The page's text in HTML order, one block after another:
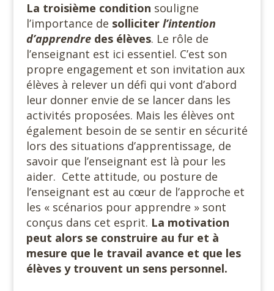
La troisième condition souligne
l’importance de solliciter l’intention
d’apprendredes élèves. Le rôle de
l’enseignant est ici essentiel. C’est son
propre engagement et son invitation aux
élèves à relever un défi qui vont d’abord
leur donner envie de se lancer dans les
activités proposées. Mais les élèves ont
également besoin de se sentir en sécurité
lors des situations d’apprentissage, de
savoir que l’enseignant est là pour les
aider. Cette attitude, ou posture de
l’enseignant est au cœur de l’approche et
les « scénarios pour apprendre » sont
conçus dans cet esprit. La motivation
peut alors se construire au fur et à
mesure que le travail avance et que les
élèves y trouvent un sens personnel.